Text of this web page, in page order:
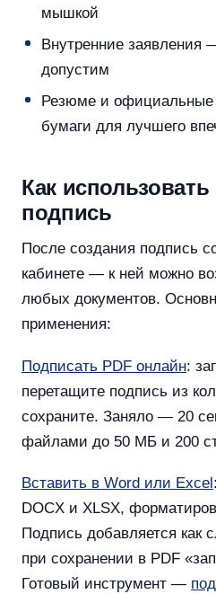
мышкой
Внутренние заявления
допустим
Резюме и
бумаги для лучшего
Как
подпись
После создания подпись
кабинете — к ней можно
любых документов.
применения:
Подписать PDF онлайн:
перетащите подпись из
сохраните. Заняло — 20
файлами до 50 МБ и 200
Вставить в Word или Excel
DOCX и XLSX,
Подпись добавляется как
при сохранении в PDF
Готовый инструмент —